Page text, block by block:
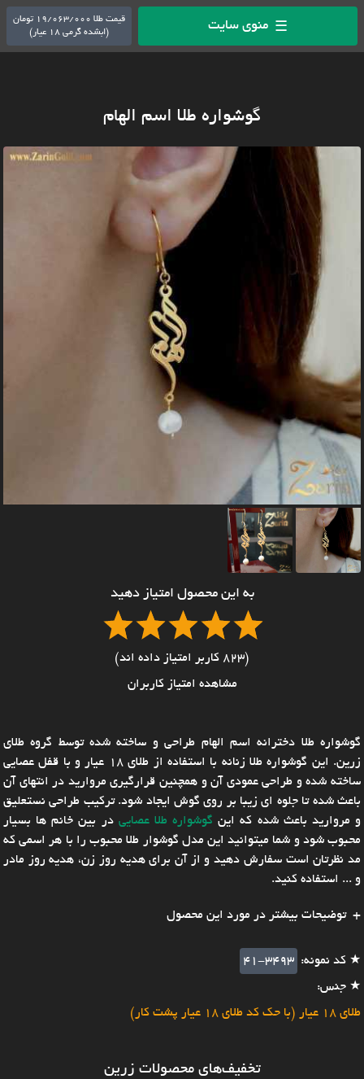
☰ منوی سایت
قیمت طلا 19/063/000 تومان
(ابشده گرمی 18 عیار)
گوشواره طلا اسم الهام
به این محصول امتیاز دهید
(823 کاربر امتیاز داده اند)
مشاهده امتیاز کاربران
گوشواره طلا دخترانه اسم الهام طراحی و ساخته شده توسط گروه طلای
زرین. این گوشواره طلا زنانه با استفاده از طلای 18 عیار و با قفل عصایی
ساخته شده و طراحی عمودی آن و همچنین قرارگیری مروارید در انتهای آن
باعث شده تا جلوه ای زیبا بر روی گوش ایجاد شود. ترکیب طراحی نستعلیق
و مروارید باعث شده که اینگوشواره طلا عصاییدر بین خانم ها بسیار
محبوب شود و شما میتوانید این مدل گوشوار طلا محبوب را با هر اسمی که
مد نظرتان است سفارش دهید و از آن برای هدیه روز زن، هدیه روز مادر
و ... استفاده کنید.
توضیحات بیشتر در مورد این محصول
★ کد نمونه: 41-3493
★ جنس:
طلای 18 عیار (با حک کد طلای 18 عیار پشت کار)
تخفیف‌های محصولات زرین